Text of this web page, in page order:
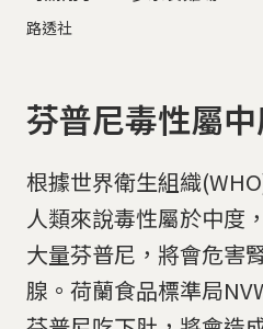
路透社
芬普尼毒性屬
根據世界衛生組織
人類來說毒性屬於中度
大量芬普尼，將會危害
腺。荷蘭食品標準局